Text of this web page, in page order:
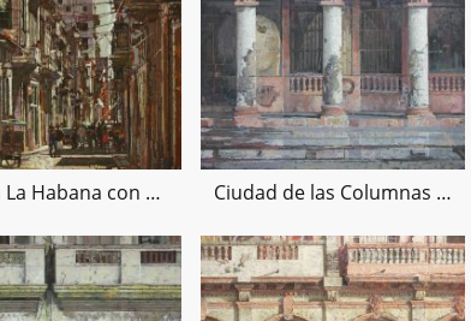
Calle en La Habana con bictaxi-70x50cms. Ciudad de las Columnas VI-100x100 cm